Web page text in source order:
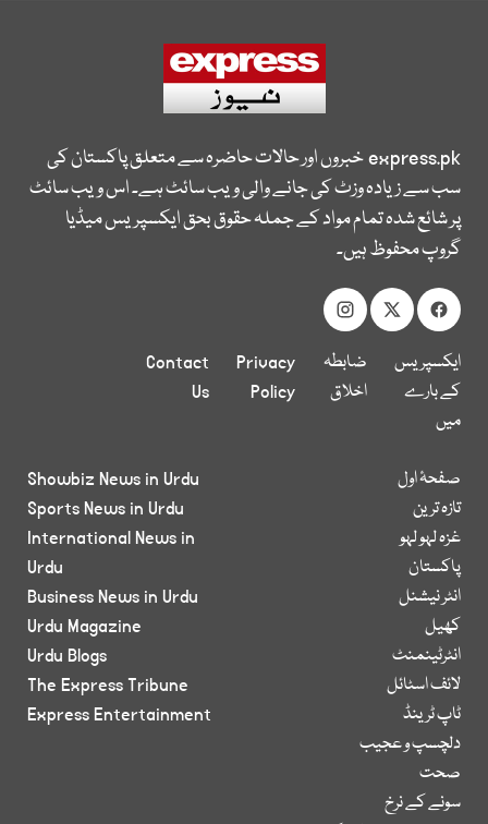
express.pkخبروں اور حالات حاضرہ سے متعلق پاکستان کی
سب سے زیادہ وزٹ کی جانے والی ویب سائٹ ہے۔ اس ویب سائٹ
پر شائع شدہ تمام مواد کے جملہ حقوق بحق ایکسپریس میڈیا
گروپ محفوظ ہیں۔
ایکسپریس
کے بارے
میں
ضابطہ
اخلاق
Privacy
Policy
Contact
Us
صفحۂ اول
تازہ ترین
غزہ لہو لہو
پاکستان
انٹر نیشنل
کھیل
انٹرٹینمنٹ
لائف اسٹائل
ٹاپ ٹرینڈ
دلچسپ و عجیب
صحت
سونے کے نرخ
Showbiz News in Urdu
Sports News in Urdu
International News in
Urdu
Business News in Urdu
Urdu Magazine
Urdu Blogs
The Express Tribune
Express Entertainment